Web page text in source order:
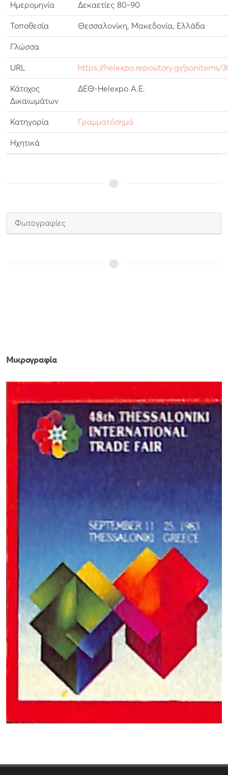
Ημερομηνία Δεκαετίες 80-90
Τοποθεσία Θεσσαλονίκη, Μακεδονία, Ελλάδα
Γλώσσα
URL https://helexpo.repository.gr/jsonitems/
Κάτοχος
Δικαιωμάτων
ΔΕΘ-Helexpo Α.Ε.
Κατηγορία Γραμματόσημά
Ηχητικά
Φωτογραφίες
Μικρογραφία